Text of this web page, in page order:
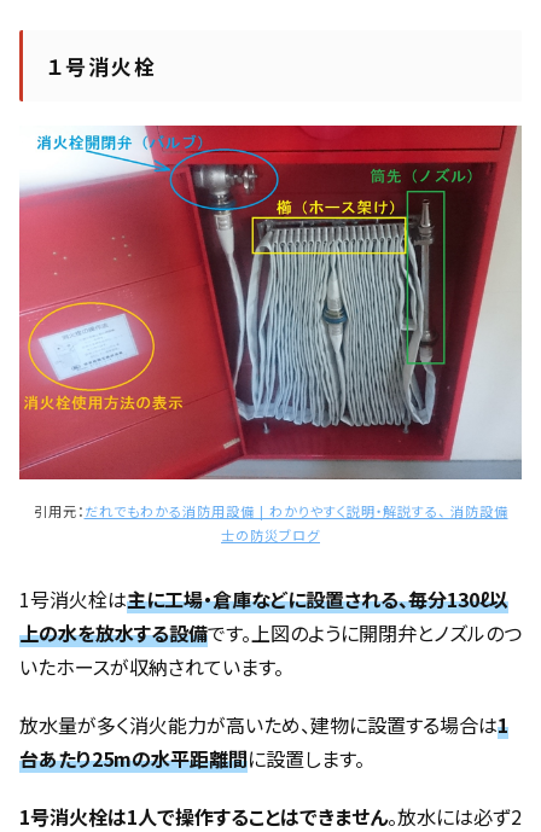
１号消火栓
引用元：だれでもわかる消防用設備 | わかりやすく説明・解説する、 消防設備
士の防災ブログ
1号消火栓は主に工場・倉庫などに設置される、毎分130ℓ以
上の水を放水する設備です。上図のように開閉弁とノズルのつ
いたホースが収納されています。
放水量が多く消火能力が高いため、建物に設置する場合は1
台あたり25mの水平距離間に設置します。
1号消火栓は1人で操作することはできません。放水には必ず2